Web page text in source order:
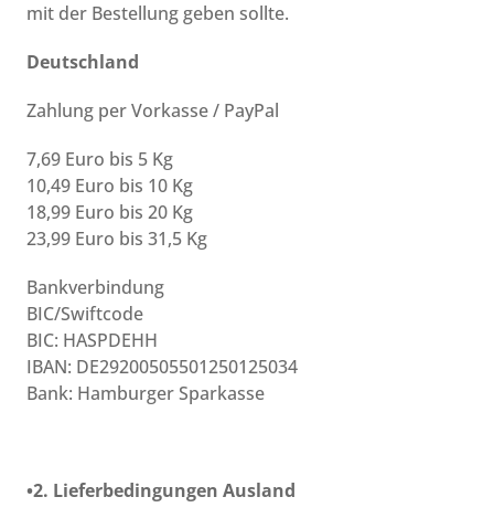
mit der Bestellung geben sollte.
Deutschland
Zahlung per Vorkasse / PayPal
7,69 Euro bis 5 Kg
10,49 Euro bis 10 Kg
18,99 Euro bis 20 Kg
23,99 Euro bis 31,5 Kg
Bankverbindung
BIC/Swiftcode
BIC: HASPDEHH
IBAN: DE29200505501250125034
Bank: Hamburger Sparkasse
•2. Lieferbedingungen Ausland